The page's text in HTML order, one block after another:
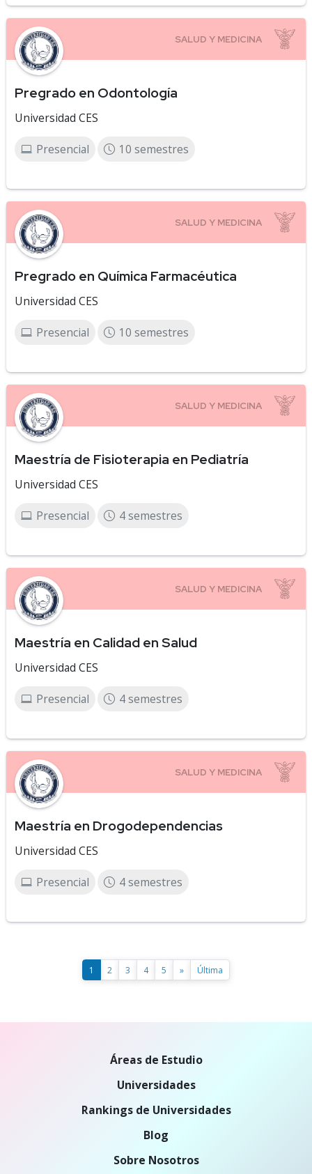
Pregrado en Odontología
Universidad CES
Presencial 10 semestres
Pregrado en Química Farmacéutica
Universidad CES
Presencial 10 semestres
Maestría de Fisioterapia en Pediatría
Universidad CES
Presencial 4 semestres
Maestría en Calidad en Salud
Universidad CES
Presencial 4 semestres
Maestría en Drogodependencias
Universidad CES
Presencial 4 semestres
1 2 3 4 5 » Última
Áreas de Estudio
Universidades
Rankings de Universidades
Blog
Sobre Nosotros